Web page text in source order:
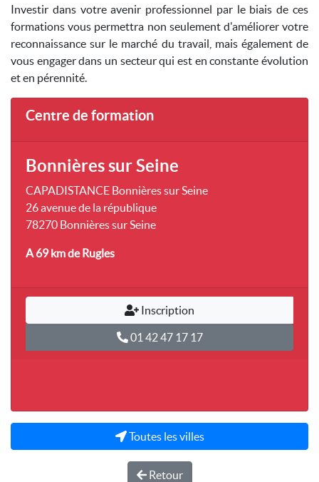
Investir dans votre avenir professionnel par le biais de ces
formations vous permettra non seulement d'améliorer votre
reconnaissance sur le marché du travail, mais également de
vous engager dans un secteur qui est en constante évolution
et en pérennité.
Centre de formation
Bonnières sur Seine
CAPADISTANCE Bonnières sur Seine
26 avenue de la république
78270 Bonnières sur Seine
A 69 kmde Rugles
Inscription
01 42 47 17 17
Toutes les villes
Retour